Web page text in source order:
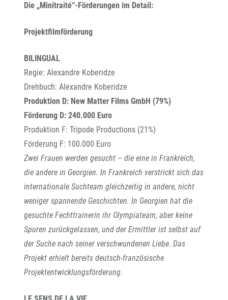
Die „Minitraité“-Förderungen im Detail:
Projektfilmförderung
BILINGUAL
Regie: Alexandre Koberidze
Drehbuch: Alexandre Koberidze
Produktion D: New Matter Films GmbH (79%)
Förderung D: 240.000 Euro
Produktion F: Tripode Productions (21%)
Förderung F: 100.000 Euro
Zwei Frauen werden gesucht – die eine in Frankreich,
die andere in Georgien. In Frankreich verstrickt sich das
internationale Suchteam gleichzeitig in andere, nicht
weniger spannende Geschichten. In Georgien hat die
gesuchte Fechttrainerin ihr Olympiateam, aber keine
Spuren zurückgelassen, und der Ermittler ist selbst auf
der Suche nach seiner verschwundenen Liebe. Das
Projekt erhielt bereits deutsch-französische
Projektentwicklungsförderung.